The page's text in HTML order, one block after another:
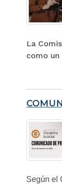
La
como
Según el